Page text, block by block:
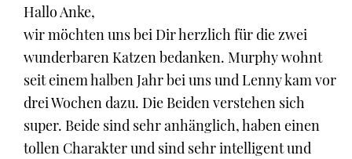
Hallo Anke,
wir möchten uns bei Dir herzlich für die zwei
wunderbaren Katzen bedanken. Murphy wohnt
seit einem halben Jahr bei uns und Lenny kam vor
drei Wochen dazu. Die Beiden verstehen sich
super. Beide sind sehr anhänglich, haben einen
tollen Charakter und sind sehr intelligent und